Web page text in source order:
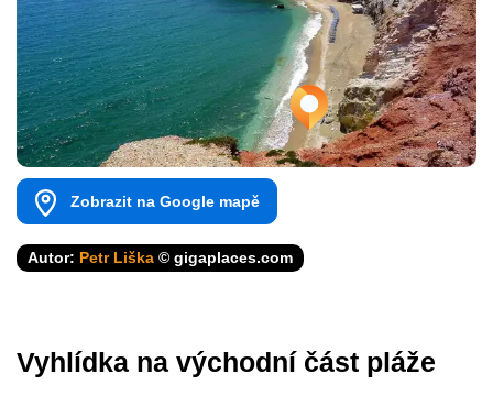
Zobrazit na Google mapě
Autor: Petr Liška © gigaplaces.com
Vyhlídka na východní část pláže